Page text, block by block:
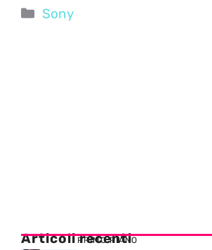
Categorie
Sony
Articoli recenti
PRIMO PIANO